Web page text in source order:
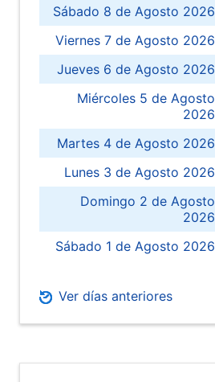
Sábado 8 de Agosto 2026
Viernes 7 de Agosto 2026
Jueves 6 de Agosto 2026
Miércoles 5 de Agosto
2026
Martes 4 de Agosto 2026
Lunes 3 de Agosto 2026
Domingo 2 de Agosto
2026
Sábado 1 de Agosto 2026
Ver días anteriores